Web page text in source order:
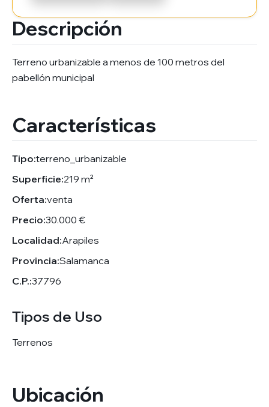
Descripción
Terreno urbanizable a menos de 100 metros del
pabellón municipal
Características
Tipo:terreno_urbanizable
Superficie:219 m²
Oferta:venta
Precio:30.000 €
Localidad:Arapiles
Provincia:Salamanca
C.P.:37796
Tipos de Uso
Terrenos
Ubicación